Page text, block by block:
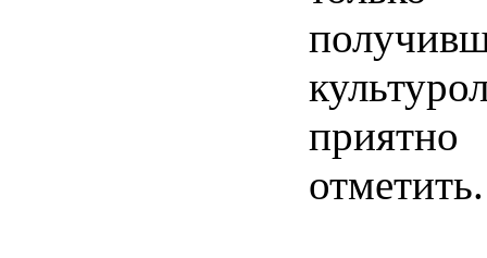
отметить.